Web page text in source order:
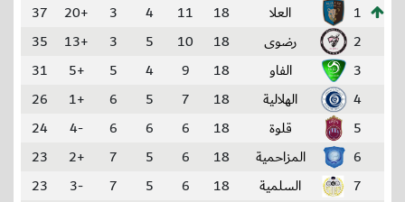
1
العلا 18
11
4
3
+20
37
2
رضوى 18
10
5
3
+13
35
3
الفاو 18
9
4
5
+5
31
4
الهلالية 18
7
5
6
+1
26
5
قلوة 18
6
6
6
-4
24
6
المزاحمية 18
6
5
7
+2
23
7
السلمية 18
6
5
7
-3
23